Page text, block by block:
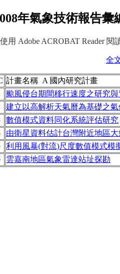
年氣象技術報告
用 Adobe ACROBAT Reader
全
計畫名稱 A 國內研究計畫
颱風侵台期間移行速度之研究
建立以高解析天氣曆為基礎之
數值模式資料同化系統評估研究
由衛星資料估計台灣附近地區
利用風暴(對流)尺度數值模式模
雲嘉南地區氣象雷達站址探勘